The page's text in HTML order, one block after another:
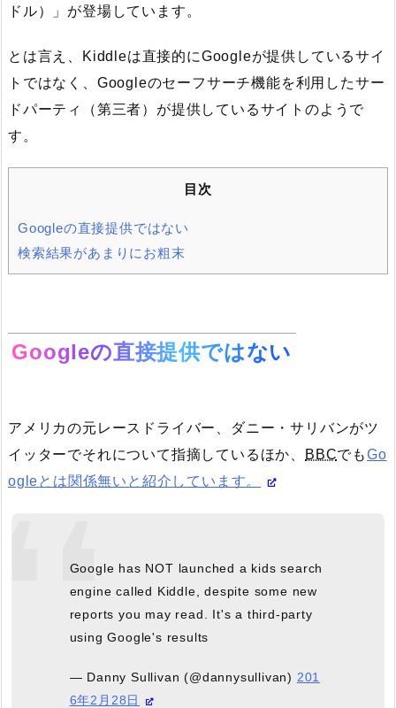
ドル）」が登場しています。
とは言え、Kiddleは直接的にGoogleが提供しているサイ
トではなく、Googleのセーフサーチ機能を利用したサー
ドパーティ（第三者）が提供しているサイトのようで
す。
目次
Googleの直接提供ではない
検索結果があまりにお粗末
Googleの直接提供ではない
アメリカの元レースドライバー、ダニー・サリバンがツ
イッターでそれについて指摘しているほか、
BBCでもGo
ogleとは関係無いと紹介しています。
Google has NOT launched a kids search
engine called Kiddle, despite some new
reports you may read. It's a third-party
using Google's results
— Danny Sullivan (@dannysullivan) 201
6年2月28日